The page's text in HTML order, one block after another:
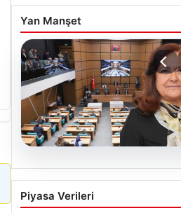
Yan Manşet
Üsküdar Belediyesi’nde
başkanvekili Sibel Tan
Piyasa Verileri